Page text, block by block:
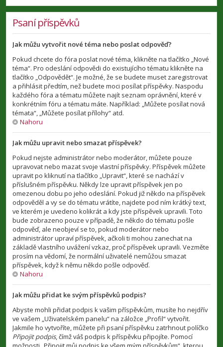
Psaní příspěvků
Jak můžu vytvořit nové téma nebo poslat odpověď?
Pokud chcete do fóra poslat nové téma, klikněte na tlačítko „Nové
téma“. Pro odeslání odpovědi do existujícího tématu klikněte na
tlačítko „Odpovědět“. Je možné, že se budete muset zaregistrovat
a přihlásit předtím, než budete moci posílat příspěvky. Naspodu
každého fóra a tématu můžete najít seznam oprávnění, které v
konkrétním fóru a tématu máte. Například: „Můžete posílat nová
témata“, „Můžete posílat přílohy“ atd.
Nahoru
Jak můžu upravit nebo smazat příspěvek?
Pokud nejste administrátor nebo moderátor, můžete pouze
upravovat nebo mazat svoje vlastní příspěvky. Příspěvek můžete
upravit po kliknutí na tlačítko „Upravit“, které se nachází v
příslušném příspěvku. Někdy lze upravit příspěvek jen po
omezenou dobu po jeho odeslání. Pokud již někdo na příspěvek
odpověděl a vy se do tématu vrátíte, najdete pod ním krátký text,
ve kterém je uvedeno kolikrát a kdy jste příspěvek upravili. Toto
bude zobrazeno pouze v případě, že někdo do tématu pošle
odpověď, ale neobjeví se to, pokud moderátor nebo
administrátor upraví příspěvek, ačkoli ti mohou zanechat na
základě vlastního uvážení vzkaz, proč příspěvek upravili. Vezměte
prosím na vědomí, že normální uživatelé nemůžou smazat
příspěvek, když k němu někdo pošle odpověď.
Nahoru
Jak můžu přidat ke svým příspěvků podpis?
Abyste mohli přidat podpis k vašim příspěvkům, musíte ho nejdřív
ve vašem „Uživatelském panelu“ na záložce „Profil“ vytvořit.
Jakmile ho vytvoříte, můžete při psaní příspěvku zatrhnout políčko
Připojit podpis, čímž váš podpis k příspěvku připojíte. Pomocí